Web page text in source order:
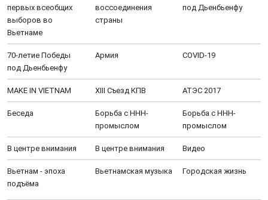
первых всеобщих
выборов во
Вьетнаме
воссоединения
страны
под Дьенбьенфу
70-летие Победы
под Дьенбьенфу
Aрмия COVID-19
MAKE IN VIETNAM XIII Cъезд КПВ АТЭС 2017
Беседа
Борьба с ННН-
промыслом
Борьба с ННН-
промыслом
В центре внимания В центре внимания Видео
Вьетнам - эпоха
подъёма
Вьетнамская музыка Городская жизнь